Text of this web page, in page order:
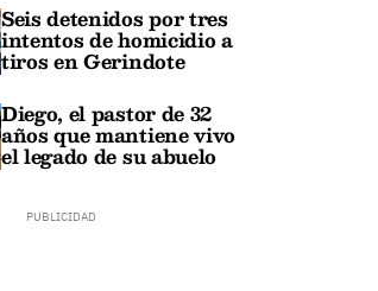
Seis detenidos por tres
intentos de homicidio a
tiros en Gerindote
Diego, el pastor de 32
años que mantiene vivo
el legado de su abuelo